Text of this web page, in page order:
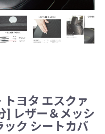
ヨタ エスクァ
] レザー＆メッシ
ック シートカバ